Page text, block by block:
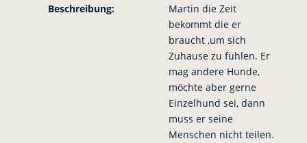
Beschreibung:
Martin die Zeit
bekommt die er
braucht ,um sich
Zuhause zu fühlen. Er
mag andere Hunde,
möchte aber gerne
Einzelhund sei, dann
muss er seine
Menschen nicht teilen.